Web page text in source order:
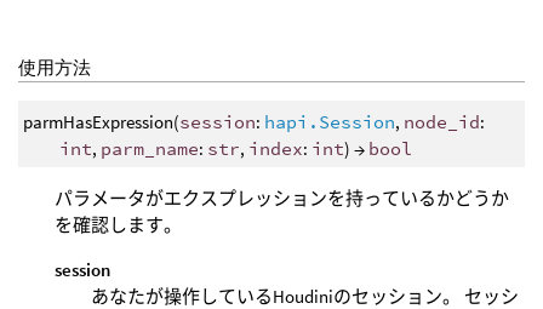
使用方法
parmHasExpression(session: hapi.Session, node_id:
int, parm_name: str, index: int) → bool
パラメータがエクスプレッションを持っているかどうか
を確認します。
session
あなたが操作しているHoudiniのセッション。 セッシ